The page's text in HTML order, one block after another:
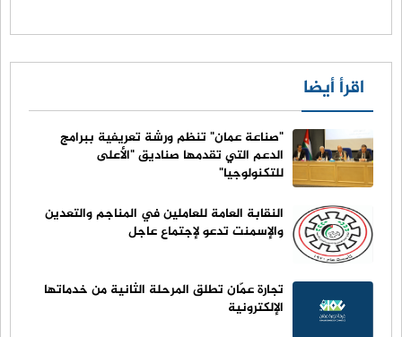
اقرأ أيضا
"صناعة عمان" تنظم ورشة تعريفية ببرامج
الدعم التي تقدمها صناديق "الأعلى
للتكنولوجيا"
النقابة العامة للعاملين في المناجم والتعدين
والإسمنت تدعو لإجتماع عاجل
تجارة عمّان تطلق المرحلة الثانية من خدماتها
الإلكترونية